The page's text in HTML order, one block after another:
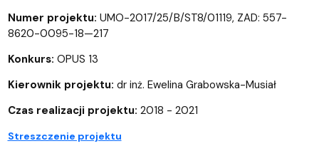
Numer projektu: UMO-2017/25/B/ST8/01119, ZAD: 557-
8620-0095-18—217
Konkurs: OPUS 13
Kierownik projektu: dr inż. Ewelina Grabowska-Musiał
Czas realizacji projektu: 2018 - 2021
Streszczenie projektu